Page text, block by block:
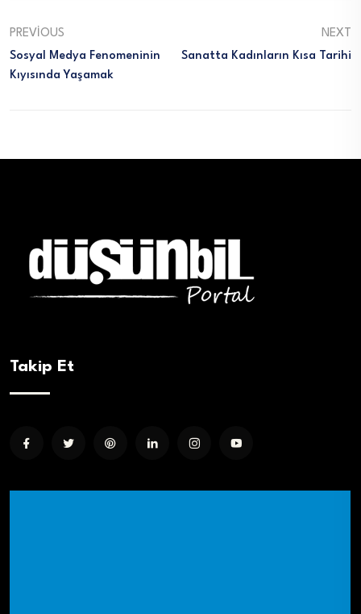
PREVIOUS
Sosyal Medya Fenomeninin
Kıyısında Yaşamak
NEXT
Sanatta Kadınların Kısa Tarihi
Takip Et